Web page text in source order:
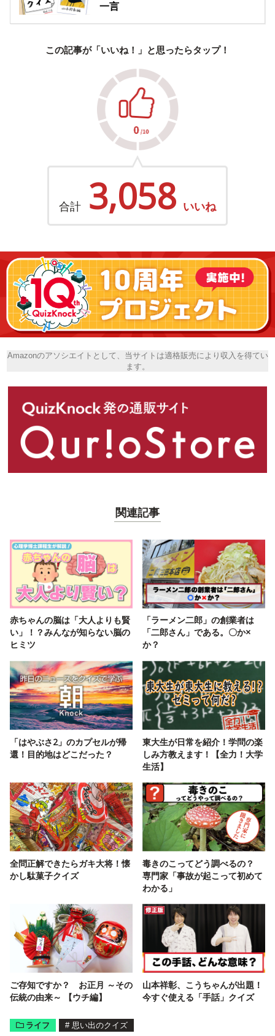
一言
この記事が「いいね！」と思ったらタップ！
合計 3,058 いいね
Amazonのアソシエイトとして、当サイトは適格販売により収入を得てい
ます。
関連記事
赤ちゃんの脳は「大人よりも賢
い」！？みんなが知らない脳の
ヒミツ
「ラーメン二郎」の創業者は
「二郎さん」である。〇か×
か？
「はやぶさ2」のカプセルが帰
還！目的地はどこだった？
東大生が日常を紹介！学問の楽
しみ方教えます！【全力！大学
生活】
全問正解できたらガキ大将！懐
かし駄菓子クイズ
毒きのこってどう調べるの？
専門家「事故が起こって初めて
わかる」
ご存知ですか？ お正月 ～その
伝統の由来～ 【ウチ編】
山本祥彰、こうちゃんが出題！
今すぐ使える「手話」クイズ
ライフ # 思い出のクイズ